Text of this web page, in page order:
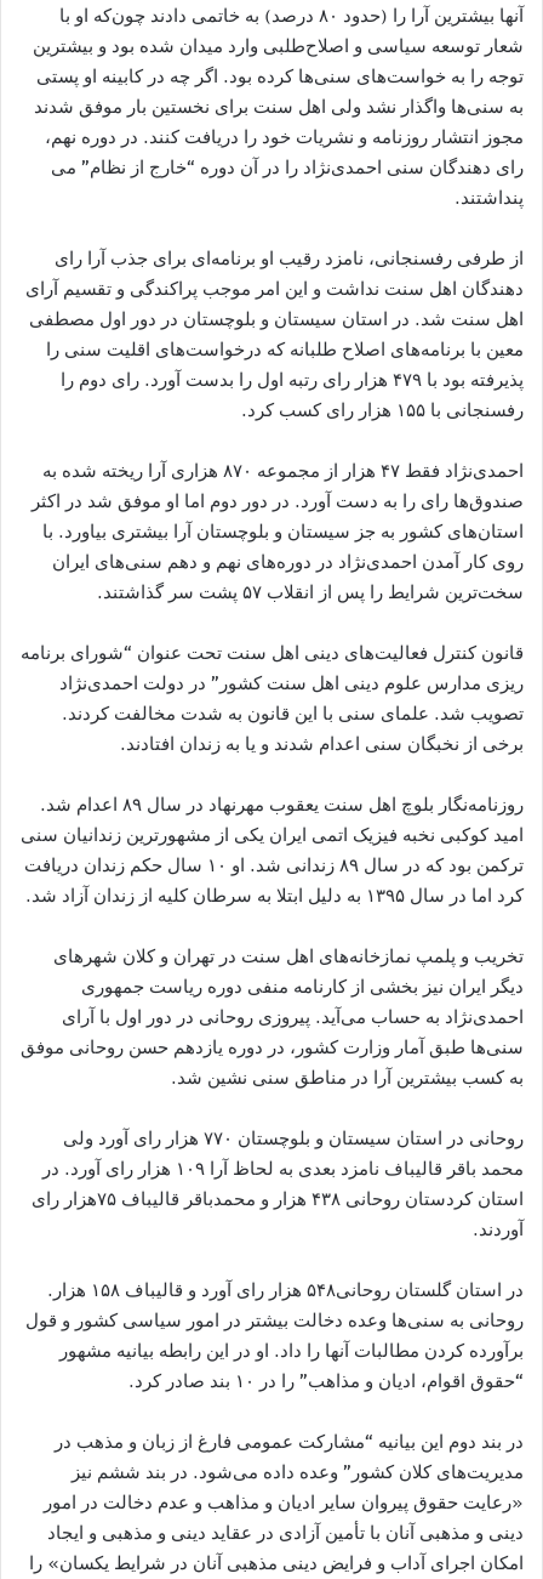
آنها بیشترین آرا را (حدود ۸۰ درصد) به خاتمی دادند چون‌که او با
شعار توسعه سیاسی و اصلاح‌طلبی وارد میدان شده بود و بیشترین
توجه را به خواست‌های سنی‌ها کرده بود. اگر چه در کابینه او پستی
به سنی‌ها واگذار نشد ولی اهل سنت برای نخستین بار موفق شدند
مجوز انتشار روزنامه و نشریات خود را دریافت کنند. در دوره نهم،
رای دهندگان سنی احمدی‌نژاد را در آن دوره “خارج از نظام” می‌​
پنداشتند.
از طرفی رفسنجانی، نامزد رقیب او برنامه​‌ای برای جذب آرا رای
دهندگان اهل سنت نداشت و این امر موجب پراکندگی و تقسیم آرای
اهل سنت شد. در استان سیستان و بلوچستان در دور اول مصطفی
معین با برنامه‌های اصلاح طلبانه که درخواست​‌های اقلیت​ سنی را
پذیرفته بود با ۴۷۹ هزار رای رتبه اول را بدست آورد. رای دوم را
رفسنجانی با ۱۵۵ هزار رای کسب کرد.
احمدی‌نژاد فقط ۴۷ هزار از مجموعه ۸۷۰ هزاری آرا ریخته شده به
صندوق‌ها​ رای را به دست آورد. در دور دوم اما او موفق شد در اکثر
استان​‌های کشور به جز سیستان و بلوچستان آرا بیشتری بیاورد. با
روی کار آمدن احمدی​‌نژاد در دوره​‌های نهم و دهم سنی​‌های ایران
سخت​‌ترین شرایط را پس از انقلاب ۵۷ پشت سر گذاشتند.
قانون کنترل فعالیت​‌های دینی اهل سنت تحت عنوان “شورای برنامه
ریزی مدارس علوم دینی اهل سنت کشور” در دولت احمدی​‌نژاد
تصویب شد. علمای سنی​ با این قانون به شدت مخالفت کردند.
برخی از نخبگان سنی اعدام شدند و یا به زندان افتادند.
روزنامه‌نگار بلوچ اهل سنت یعقوب مهرنهاد در سال ۸۹ اعدام شد.
امید کوکبی نخبه فیزیک اتمی ایران یکی از مشهورترین زندانیان سنی
ترکمن بود که در سال ۸۹ زندانی شد. او ۱۰ سال حکم زندان دریافت
کرد اما در سال ۱۳۹۵ به دلیل ابتلا به سرطان کلیه از زندان آزاد شد.
تخریب و پلمپ نمازخانه‌های اهل سنت در تهران و کلان شهرهای
دیگر ایران نیز بخشی از کارنامه منفی دوره ریاست جمهوری
احمدی‌نژاد به حساب می​‌آید. پیروزی روحانی در دور اول با آرای
سنی‌ها طبق آمار وزارت کشور، در دوره یازدهم حسن روحانی موفق
به کسب بیشترین آرا در مناطق سنی نشین شد.
روحانی در استان سیستان و بلوچستان ۷۷۰ هزار رای آورد ولی
محمد باقر قالیباف نامزد بعدی به لحاظ آرا ۱۰۹ هزار رای آورد. در
استان کردستان روحانی ۴۳۸ هزار و محمدباقر قالیباف ۷۵هزار رای
آوردند.
در استان گلستان روحانی۵۴۸ هزار رای آورد و قالیباف ۱۵۸ هزار.
روحانی به سنی​‌ها وعده​ دخالت بیشتر در امور سیاسی کشور و قول
برآورده کردن مطالبات آنها را داد. او در این رابطه بیانیه مشهور
“حقوق اقوام، ادیان و مذاهب” را در ۱۰ بند صادر کرد.
در بند دوم این بیانیه “مشارکت عمومی فارغ از زبان و مذهب در
مدیریت‌های کلان کشور” وعده داده می​‌شود. در بند ششم نیز
«رعایت حقوق پیروان سایر ادیان و مذاهب و عدم دخالت در امور
دینی و مذهبی آنان با تأمین آزادی در عقاید دینی و مذهبی و ایجاد
امکان اجرای آداب و فرایض دینی مذهبی آنان در شرایط یکسان» را